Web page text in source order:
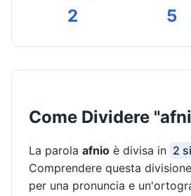
2 5
Come Dividere
La parola afnio è divisa in 2
Comprendere questa
per una pronuncia e